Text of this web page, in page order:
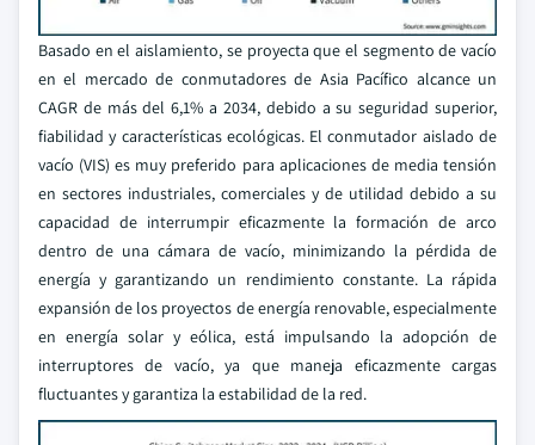
Basado en el aislamiento, se proyecta que el segmento de vacío
en el mercado de conmutadores de Asia Pacífico alcance un
CAGR de más del 6,1% a 2034, debido a su seguridad superior,
fiabilidad y características ecológicas. El conmutador aislado de
vacío (VIS) es muy preferido para aplicaciones de media tensión
en sectores industriales, comerciales y de utilidad debido a su
capacidad de interrumpir eficazmente la formación de arco
dentro de una cámara de vacío, minimizando la pérdida de
energía y garantizando un rendimiento constante. La rápida
expansión de los proyectos de energía renovable, especialmente
en energía solar y eólica, está impulsando la adopción de
interruptores de vacío, ya que maneja eficazmente cargas
fluctuantes y garantiza la estabilidad de la red.